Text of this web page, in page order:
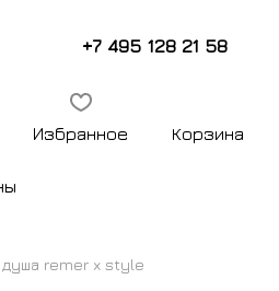
+7 495 128 21 58
Избранное Корзина
remer x style